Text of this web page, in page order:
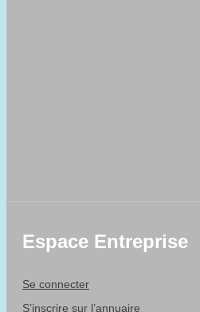
Espace Entreprise
Se connecter
S’inscrire sur l’annuaire